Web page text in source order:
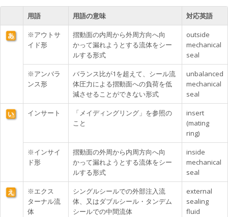
用語 用語の意味 対応英語
※アウトサ
イド形
摺動面の内周から外周方向へ向
かって漏れようとする流体をシー
ルする形式
outside
mechanical
seal
※アンバラ
ンス形
バランス比が1を超えて、シール流
体圧力による摺動面への負荷を低
減させることができない形式
unbalanced
mechanical
seal
インサート
「メイディングリング」を参照の
こと
insert
(mating
ring)
※インサイ
ド形
摺動面の外周から内周方向へ向
かって漏れようとする流体をシー
ルする形式
inside
mechanical
seal
※エクス
ターナル流
体
シングルシールでの外部注入流
体、又はダブルシール・タンデム
シールでの中間流体
external
sealing
fluid